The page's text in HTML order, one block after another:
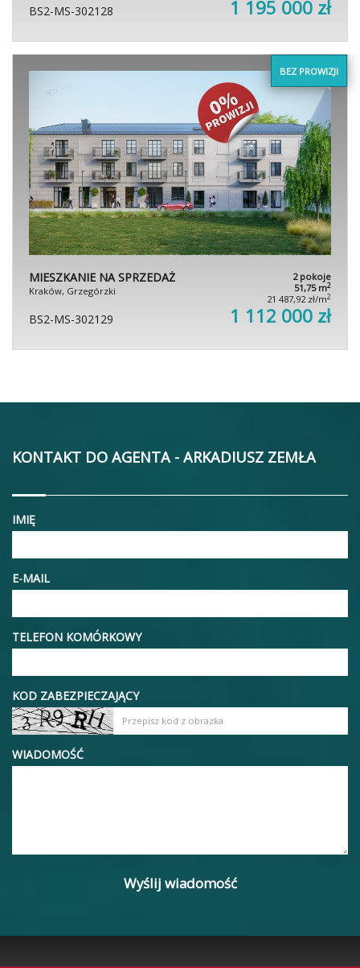
BS2-MS-302128 1 195 000 zł
BEZ PROWIZJI
MIESZKANIE NA SPRZEDAŻ
Kraków, Grzegórzki
2 pokoje
51,75 m2
21 487,92 zł/m2
BS2-MS-302129 1 112 000 zł
KONTAKT DO AGENTA - ARKADIUSZ ZEMŁA
IMIĘ
E-MAIL
TELEFON KOMÓRKOWY
KOD ZABEZPIECZAJĄCY
WIADOMOŚĆ